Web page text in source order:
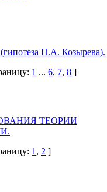
Н.А. Козырева).
1 ... 6, 7, 8 ]
ТЕОРИИ
1 , 2 ]